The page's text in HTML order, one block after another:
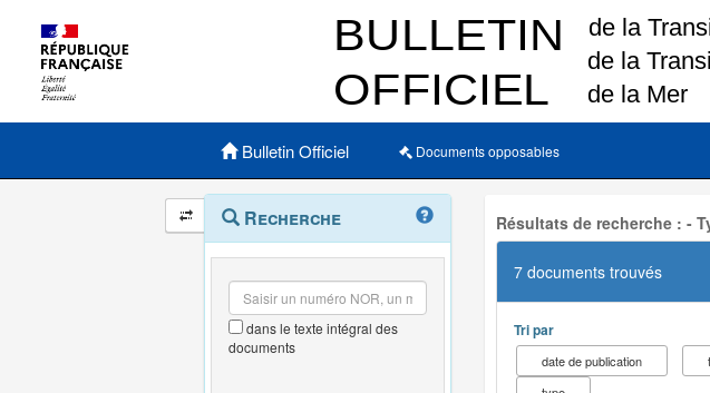
Menu principal
Bulletin Officiel Documents opposables
Navigation
et
outils
annexes
Menu
contextuel
Recherche
dans le texte intégral des
documents
Résultats de recherche : -
7 documents trouvés
Tri par
date de publication